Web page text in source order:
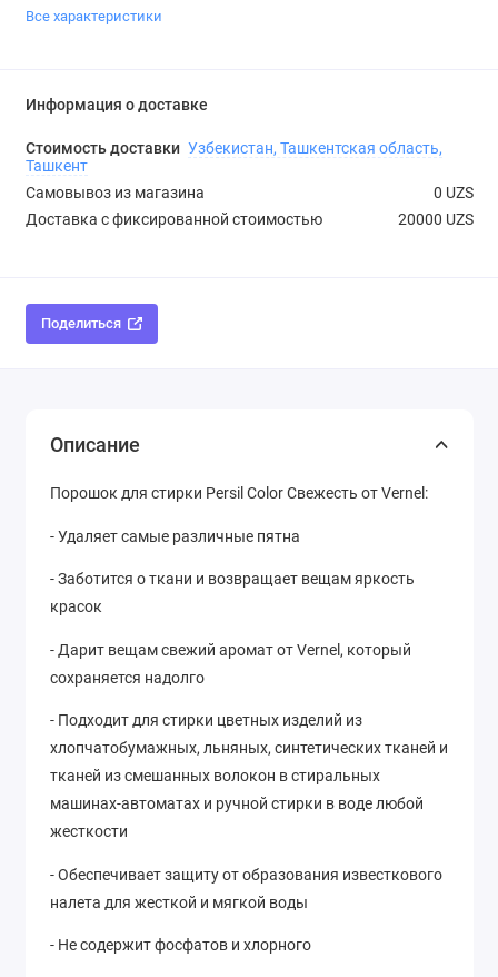
Все характеристики
Информация о доставке
Стоимость доставки Узбекистан, Ташкентская область,
Ташкент
Самовывоз из магазина
0 UZS
Доставка с фиксированной стоимостью
20000 UZS
Поделиться
Описание
Порошок для стирки Persil Color Свежесть от Vernel:
- Удаляет самые различные пятна
- Заботится о ткани и возвращает вещам яркость
красок
- Дарит вещам свежий аромат от Vernel, который
сохраняется надолго
- Подходит для стирки цветных изделий из
хлопчатобумажных, льняных, синтетических тканей и
тканей из смешанных волокон в стиральных
машинах-автоматах и ручной стирки в воде любой
жесткости
- Обеспечивает защиту от образования известкового
налета для жесткой и мягкой воды
- Не содержит фосфатов и хлорного